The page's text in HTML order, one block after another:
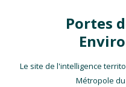
Portes
Le site de l'intelligence
Métropole du